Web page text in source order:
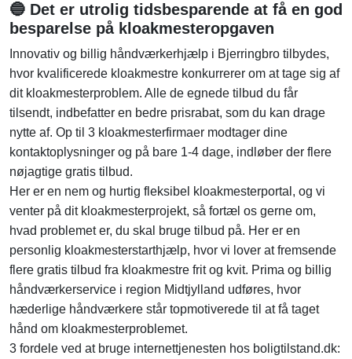
🔵 Det er utrolig tidsbesparende at få en god
besparelse på kloakmesteropgaven
Innovativ og billig håndværkerhjælp i Bjerringbro tilbydes,
hvor kvalificerede kloakmestre konkurrerer om at tage sig af
dit kloakmesterproblem. Alle de egnede tilbud du får
tilsendt, indbefatter en bedre prisrabat, som du kan drage
nytte af. Op til 3 kloakmesterfirmaer modtager dine
kontaktoplysninger og på bare 1-4 dage, indløber der flere
nøjagtige gratis tilbud.
Her er en nem og hurtig fleksibel kloakmesterportal, og vi
venter på dit kloakmesterprojekt, så fortæl os gerne om,
hvad problemet er, du skal bruge tilbud på. Her er en
personlig kloakmesterstarthjælp, hvor vi lover at fremsende
flere gratis tilbud fra kloakmestre frit og kvit. Prima og billig
håndværkerservice i region Midtjylland udføres, hvor
hæderlige håndværkere står topmotiverede til at få taget
hånd om kloakmesterproblemet.
3 fordele ved at bruge internettjenesten hos boligtilstand.dk: